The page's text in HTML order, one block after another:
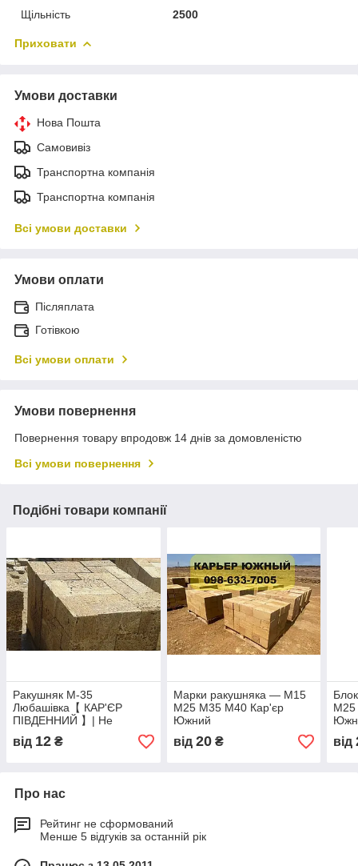
Щільність
2500
Приховати
Умови доставки
Нова Пошта
Самовивіз
Транспортна компанія
Транспортна компанія
Всі умови доставки
Умови оплати
Післяплата
Готівкою
Всі умови оплати
Умови повернення
Повернення товару впродовж 14 днів за домовленістю
Всі умови повернення
Подібні товари компанії
Ракушняк М-35
Любашівка【 КАР'ЄР
ПІВДЕННИЙ 】| Не
переплачуй - Купуй з -
Кар'єра
від 12 ₴
Марки ракушняка — М15
М25 М35 М40 Кар'єр
Южний
від 20₴
М25
від
Про нас
Рейтинг не сформований
Менше 5 відгуків за останній рік